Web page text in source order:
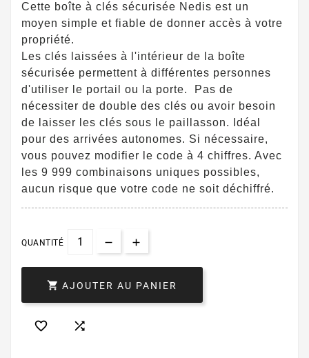
Cette boîte à clés sécurisée Nedis est un
moyen simple et fiable de donner accès à votre
propriété.
Les clés laissées à l'intérieur de la boîte
sécurisée permettent à différentes personnes
d'utiliser le portail ou la porte. Pas de
nécessiter de double des clés ou avoir besoin
de laisser les clés sous le paillasson. Idéal
pour des arrivées autonomes. Si nécessaire,
vous pouvez modifier le code à 4 chiffres. Avec
les 9 999 combinaisons uniques possibles,
aucun risque que votre code ne soit déchiffré.
QUANTITÉ
 AJOUTER AU PANIER
 